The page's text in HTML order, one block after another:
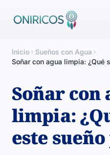
Inicio chevron_right Sueños con Agua chevron_right
Soñar con agua limpia:
Soñar con
limpia:
este